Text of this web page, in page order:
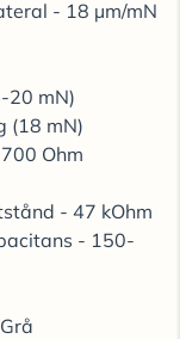
- 18 µm/mN
20 mN)
(18 mN)
Ohm
- 47 kOhm
- 150-